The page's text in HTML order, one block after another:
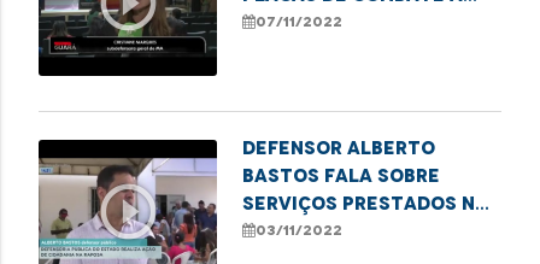
violência de gênero na
07/11/2022
play_circle_outline
Defensor Alberto
Bastos fala sobre
serviços prestados na
ação da carreta dos
03/11/2022